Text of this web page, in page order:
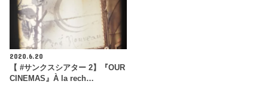
2020.6.20
【 #サンクスシアター 2】『OUR
CINEMAS』À la rech…